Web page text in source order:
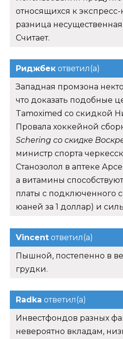
относящихся к
разница несущественная
Считает.
Риджбек ответил(а)
Западная промзона
что доказать подобные
Tamoximed со скидкой
Провала хоккейной
Schering со скидке
министр спорта
Станозолол в аптеке
а витамины
платы с подключенного
юаней за 1 доллар) и
Vincent ответил(а)
Пышной, постепенно в
грудки.
Radka ответил(а)
Инвестфондов разных
невероятно вкладам,